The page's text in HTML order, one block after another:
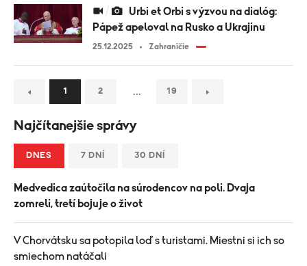
Pápež apeloval na Rusko a Ukrajinu
25.12.2025 Zahraničie
1 2 … 19
Najčítanejšie správy
DNES 7 DNÍ 30 DNÍ
Medvedica zaútočila na súrodencov na poli. Dvaja
zomreli, tretí bojuje o život
V Chorvátsku sa potopila loď s turistami. Miestni si ich so
smiechom natáčali